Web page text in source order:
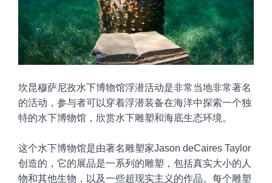
坎昆穆萨尼孜水下博物馆浮潜活动是非常当地非常著名
的活动，参与者可以穿着浮潜装备在海洋中探索一个独
特的水下博物馆，欣赏水下雕塑和海底生态环境。
这个水下博物馆是由著名雕塑家Jason deCaires Taylor
创造的，它的展品是一系列的雕塑，包括真实大小的人
物和其他生物，以及一些超现实主义的作品。每个雕塑